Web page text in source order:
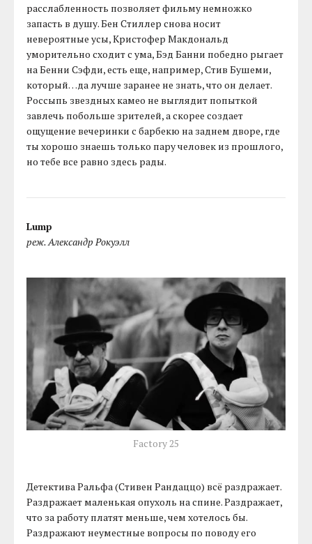
расслабленность позволяет фильму немножко
запасть в душу. Бен Стиллер снова носит
невероятные усы, Кристофер Макдональд
уморительно сходит с ума, Бэд Банни победно рыгает
на Бенни Сэфди, есть еще, например, Стив Бушеми,
который…да лучше заранее не знать, что он делает.
Россыпь звездных камео не выглядит попыткой
завлечь побольше зрителей, а скорее создает
ощущение вечеринки с барбекю на заднем дворе, где
ты хорошо знаешь только пару человек из прошлого,
но тебе все равно здесь рады.
Lump
реж. Александр Рокуэлл
Factory 25
Детектива Ральфа (Стивен Рандаццо) всё раздражает.
Раздражает маленькая опухоль на спине. Раздражает,
что за работу платят меньше, чем хотелось бы.
Раздражают неуместные вопросы по поводу его